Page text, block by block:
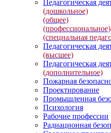
Педагогическая
(дошкольное)
(общее)
(профессиональное)
(специальная
Педагогическая
(высшее)
Педагогическая
(дополнительное)
Пожарная
Проектирование
Промышленная
Психология
Рабочие профессии
Радиационная